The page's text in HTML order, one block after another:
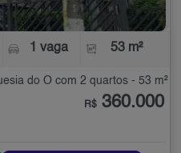
1 vaga 53 m²
do Ó com 2 quartos - 53 m²
R$ 360.000